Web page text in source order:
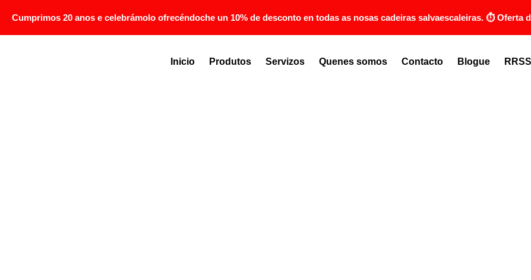
Cumprimos 20 anos e celebrámolo ofrecéndoche un 10% de desconto en todas as nosas cadeiras salvaescaleiras. ⏱️ Oferta
Inicio Produtos Servizos Quenes somos Contacto Blogue RRSS